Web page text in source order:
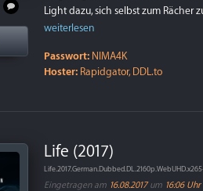
Light dazu, sich selbst zum Rächer
weiterlesen
Passwort: NIMA4K
Hoster: Rapidgator, DDL.to
Life (2017)
Eingetragen am 16.08.2017um 16:06 Uhr